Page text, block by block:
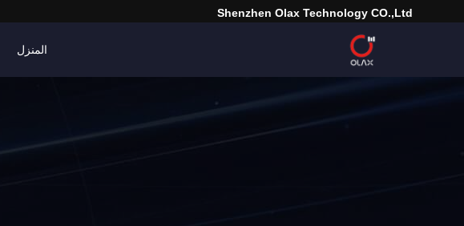
Shenzhen Olax Technology CO.,Ltd
المنزل